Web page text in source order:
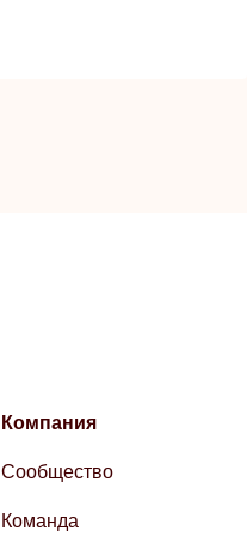
Компания
Сообщество
Команда